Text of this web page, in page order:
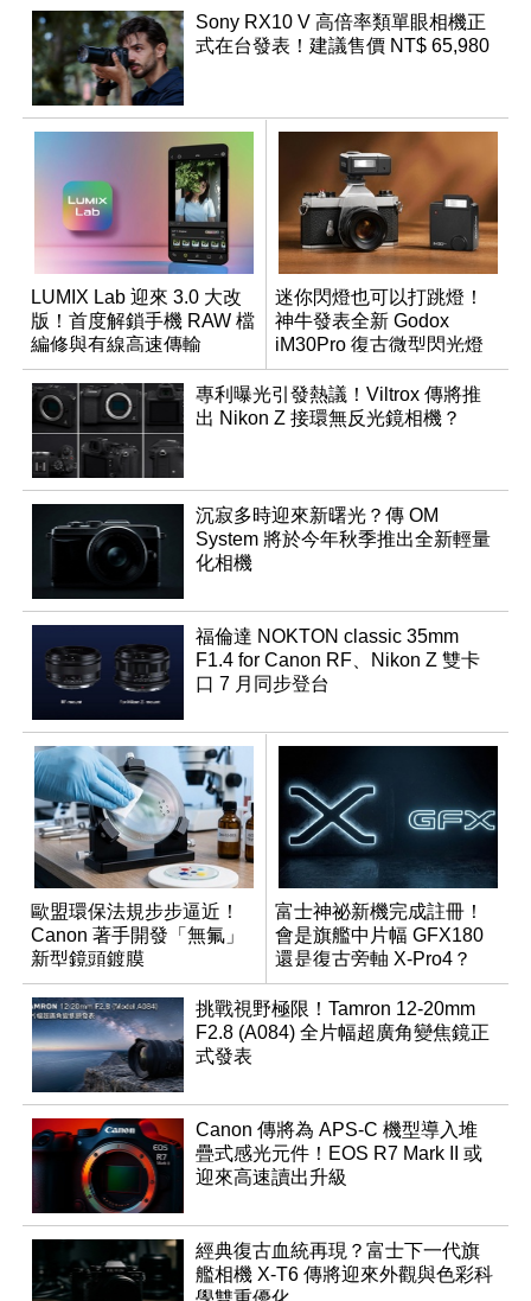
Sony RX10 V 高倍率類單眼相機正
式在台發表！建議售價 NT$ 65,980
LUMIX Lab 迎來 3.0 大改
版！首度解鎖手機 RAW 檔
編修與有線高速傳輸
迷你閃燈也可以打跳燈！
神牛發表全新 Godox
iM30Pro 復古微型閃光燈
專利曝光引發熱議！Viltrox 傳將推
出 Nikon Z 接環無反光鏡相機？
沉寂多時迎來新曙光？傳 OM
System 將於今年秋季推出全新輕量
化相機
福倫達 NOKTON classic 35mm
F1.4 for Canon RF、Nikon Z 雙卡
口 7 月同步登台
歐盟環保法規步步逼近！
Canon 著手開發「無氟」
新型鏡頭鍍膜
富士神祕新機完成註冊！
會是旗艦中片幅 GFX180
還是復古旁軸 X-Pro4？
挑戰視野極限！Tamron 12-20mm
F2.8 (A084) 全片幅超廣角變焦鏡正
式發表
Canon 傳將為 APS-C 機型導入堆
疊式感光元件！EOS R7 Mark II 或
迎來高速讀出升級
經典復古血統再現？富士下一代旗
艦相機 X-T6 傳將迎來外觀與色彩科